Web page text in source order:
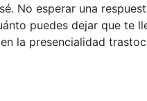
No esperar una
puedes dejar que te
la presencialidad